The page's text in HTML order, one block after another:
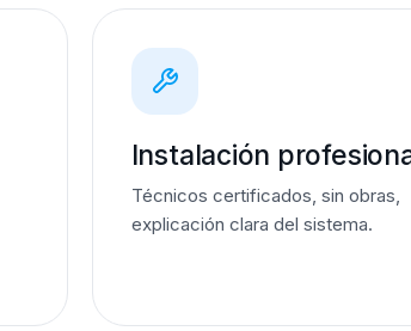
Instalación
Técnicos certificados, sin obras,
explicación clara del sistema.